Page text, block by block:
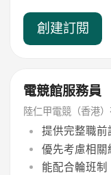
創建訂閱
電競館服務員
陸仁甲電競（香港
提供完整職前
優先考慮相關
能配合輪班制